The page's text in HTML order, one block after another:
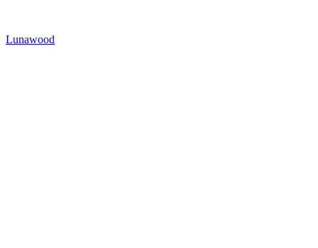
Lunawood